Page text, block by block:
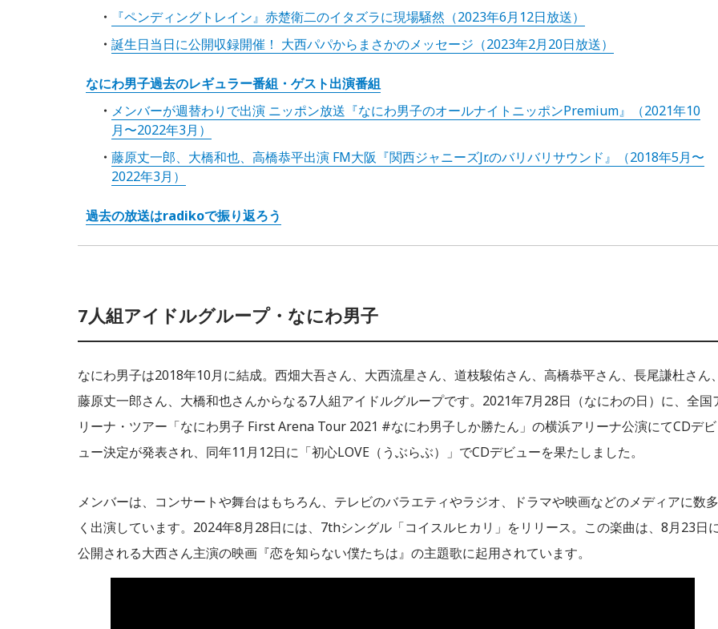
『ペンディングトレイン』赤楚衛二のイタズラに現場騒然（2023年6月12日放送）
誕生日当日に公開収録開催！ 大西パパからまさかのメッセージ（2023年2月20日放送）
なにわ男子過去のレギュラー番組・ゲスト出演番組
メンバーが週替わりで出演 ニッポン放送『なにわ男子のオールナイトニッポンPremium』（2021年10
月〜2022年3月）
藤原丈一郎、大橋和也、高橋恭平出演 FM大阪『関西ジャニーズJr.のバリバリサウンド』（2018年5月〜
2022年3月）
過去の放送はradikoで振り返ろう
7人組アイドルグループ・なにわ男子
なにわ男子は2018年10月に結成。西畑大吾さん、大西流星さん、道枝駿佑さん、高橋恭平さん、長尾謙杜さん
藤原丈一郎さん、大橋和也さんからなる7人組アイドルグループです。2021年7月28日（なにわの日）に、全国
リーナ・ツアー「なにわ男子 First Arena Tour 2021 #なにわ男子しか勝たん」の横浜アリーナ公演にてCDデビ
ュー決定が発表され、同年11月12日に「初心LOVE（うぶらぶ）」でCDデビューを果たしました。
メンバーは、コンサートや舞台はもちろん、テレビのバラエティやラジオ、ドラマや映画などのメディアに数多
く出演しています。2024年8月28日には、7thシングル「コイスルヒカリ」をリリース。この楽曲は、8月23日
公開される大西さん主演の映画『恋を知らない僕たちは』の主題歌に起用されています。